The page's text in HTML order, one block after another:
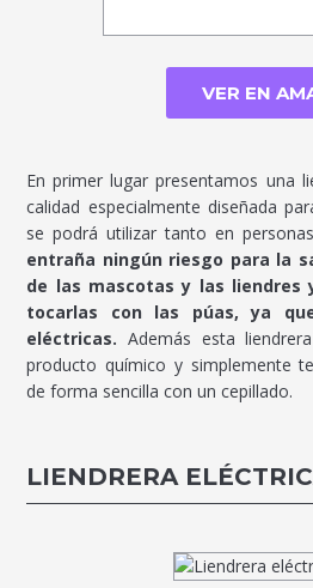
VER EN
En primer lugar presentamos una
calidad especialmente diseñada
se podrá utilizar tanto en
entraña ningún riesgo para la
de las mascotas y las liendres
tocarlas con las púas, ya
eléctricas. Además esta
producto químico y simplemente
de forma sencilla con un cepillado.
LIENDRERA